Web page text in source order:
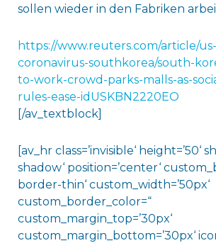
sollen wieder in den Fabriken
https://www.reuters.com/article/
coronavirus-southkorea/south-
to-work-crowd-parks-malls-as-
rules-ease-idUSKBN2220EO
[/av_textblock]
[av_hr class=’invisible‘ height=’50‘
shadow‘ position=’center‘
border-thin‘ custom_width=’50px‘
custom_border_color=“
custom_margin_top=’30px‘
custom_margin_bottom=’30px‘